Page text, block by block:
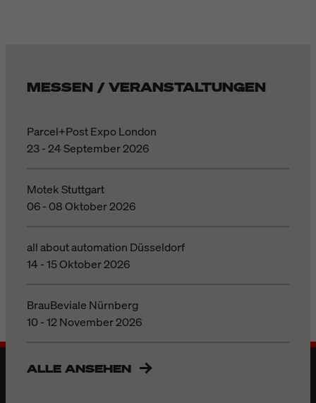
MESSEN / VERANSTALTUNGEN
Parcel+Post Expo London
23 - 24 September 2026
Motek Stuttgart
06 - 08 Oktober 2026
all about automation Düsseldorf
14 - 15 Oktober 2026
BrauBeviale Nürnberg
10 - 12 November 2026
ALLE ANSEHEN